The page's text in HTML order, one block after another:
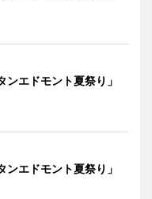
ンエドモント夏祭り」
ンエドモント夏祭り」